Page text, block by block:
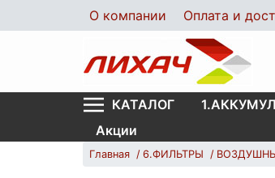
О компании Оплата и
КАТАЛОГ
Акции
Главная 6.ФИЛЬТРЫ